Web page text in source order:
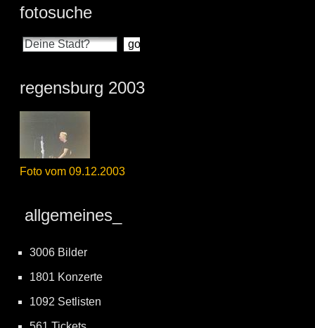
fotosuche
regensburg 2003
Foto vom 09.12.2003
allgemeines_
3006 Bilder
1801 Konzerte
1092 Setlisten